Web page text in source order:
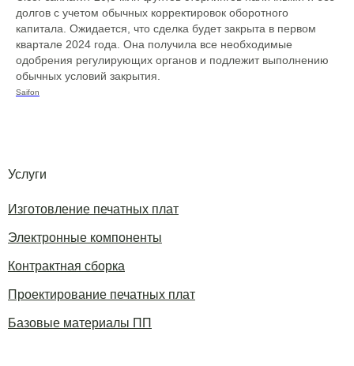
долгов с учетом обычных корректировок оборотного
капитала. Ожидается, что сделка будет закрыта в первом
квартале 2024 года. Она получила все необходимые
одобрения регулирующих органов и подлежит выполнению
обычных условий закрытия.
Saifon
Изготовление печатных плат
Электронные компоненты
Контрактная сборка
Проектирование печатных плат
Базовые материалы ПП
Услуги